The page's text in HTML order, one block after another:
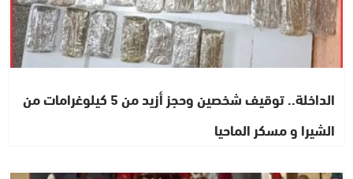
الداخلة.. توقيف شخصين وحجز أزيد من 5 كيلوغرامات من
الشيرا و مسكر الماحيا